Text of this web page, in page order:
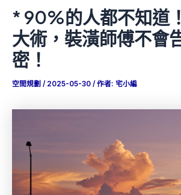
* 90%的人都不知道
大術，裝潢師傅不會
密！
空間規劃 / 2025-05-30 / 作者: 宅小編